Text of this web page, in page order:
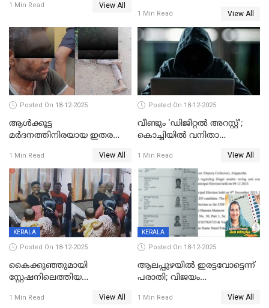
1 Min Read View All
1 Min Read View All
Posted On 18-12-2025
ആൾക്കൂട്ട
മർദനത്തിനിരയായ ഇതര
നടുക്കുന്ന സംഭവം
വാളയാറിൽ
1 Min Read View All
Posted On 18-12-2025
വീണ്ടും 'ഡിജിറ്റല്‍ അറസ്റ്റ്';
കൊച്ചിയില്‍ വനിതാ
കോടി രൂപ
1 Min Read View All
KERALA
Posted On 18-12-2025
കൈക്കുഞ്ഞുമായി
സ്റ്റേഷനിലെത്തിയ
കരണത്തടിച്ചു; CC ടിവി
1 Min Read View All
KERALA
Posted On 18-12-2025
ആലപ്പുഴയിൽ ഇരട്ടവോട്ടെന്ന്
പരാതി; വിജയം
വാർഡിലെ എൽഡിഎഫ്
1 Min Read View All